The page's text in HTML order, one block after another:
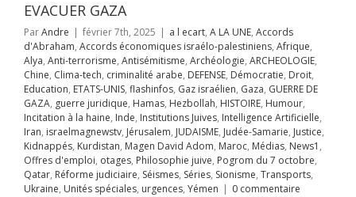
JUDAISME
Justice
Kurdistan
Adom Maroc
News1 Offres
otages
juive Pogrom
Qatar
judiciaire
Séries Sionisme
Ukraine Unités
urgences Yémen
EVACUER GAZA
ParAndre | février 7th, 2025 | a l ecart, A LA UNE, Accords
d'Abraham, Accords économiques israélo-palestiniens, Afrique,
Alya, Anti-terrorisme, Antisémitisme, Archéologie, ARCHEOLOGIE,
Chine, Clima-tech, criminalité arabe, DEFENSE, Démocratie, Droit,
Education, ETATS-UNIS, flashinfos, Gaz israélien, Gaza, GUERRE DE
GAZA, guerre juridique, Hamas, Hezbollah, HISTOIRE, Humour,
Incitation à la haine, Inde, Institutions Juives, Intelligence Artificielle,
Iran, israelmagnewstv, Jérusalem, JUDAISME, Judée-Samarie, Justice,
Kidnappés, Kurdistan, Magen David Adom, Maroc, Médias, News1 ,
Offres d'emploi, otages, Philosophie juive, Pogrom du 7 octobre,
Qatar, Réforme judiciaire, Séismes, Séries, Sionisme, Transports,
Ukraine, Unités spéciales, urgences, Yémen | 0 commentaire
DE «L’ELU»
LA SCENE